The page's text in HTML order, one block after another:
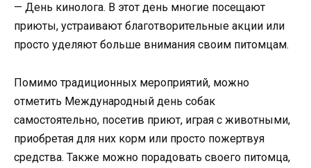
— День кинолога. В этот день многие посещают
приюты, устраивают благотворительные акции или
просто уделяют больше внимания своим питомцам.
Помимо традиционных мероприятий, можно
отметить Международный день собак
самостоятельно, посетив приют, играя с животными,
приобретая для них корм или просто пожертвуя
средства. Также можно порадовать своего питомца,